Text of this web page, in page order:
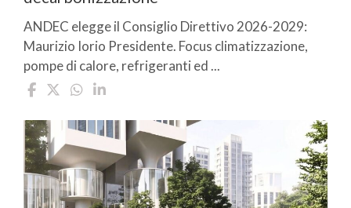
ANDEC elegge il Consiglio Direttivo 2026-2029:
Maurizio Iorio Presidente. Focus climatizzazione,
pompe di calore, refrigeranti ed ...